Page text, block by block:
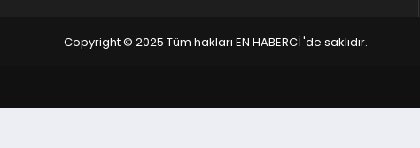
Copyright © 2025 Tüm hakları EN HABERCİ 'de saklıdır.